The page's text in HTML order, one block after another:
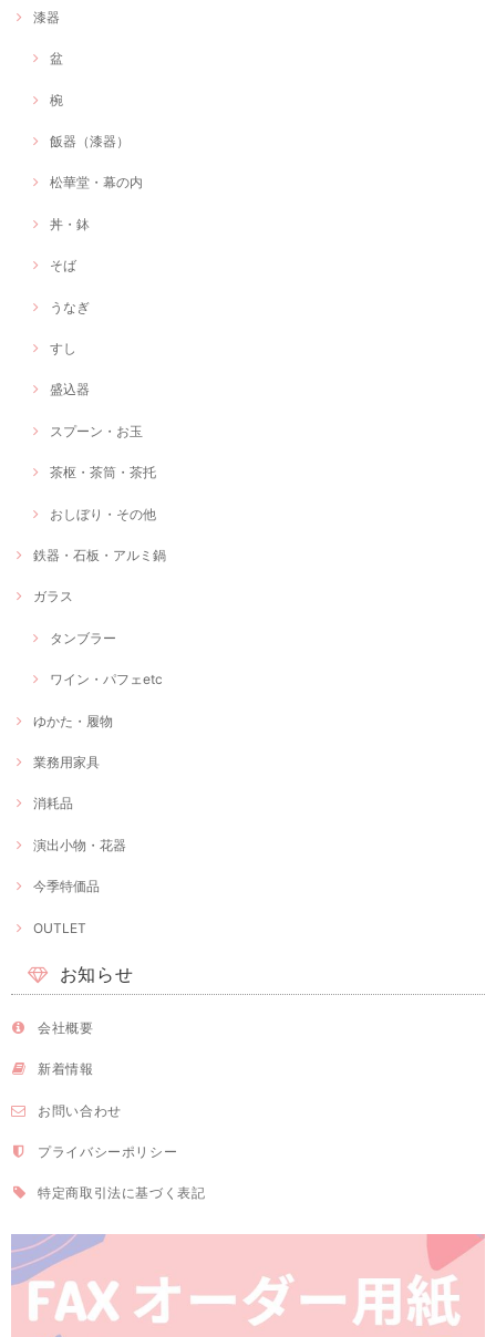
漆器
盆
椀
飯器（漆器）
松華堂・幕の内
丼・鉢
そば
うなぎ
すし
盛込器
スプーン・お玉
茶枢・茶筒・茶托
おしぼり・その他
鉄器・石板・アルミ鍋
ガラス
タンブラー
ワイン・パフェetc
ゆかた・履物
業務用家具
消耗品
演出小物・花器
今季特価品
OUTLET
お知らせ
会社概要
新着情報
お問い合わせ
プライバシーポリシー
特定商取引法に基づく表記